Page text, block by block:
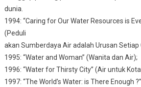
dunia.
1994: “Caring for Our Water Resources is
(Peduli
akan Sumberdaya Air adalah Urusan Setiap
1995: “Water and Woman” (Wanita dan Air);
1996: “Water for Thirsty City” (Air untuk
1997: “The World’s Water: is There Enough